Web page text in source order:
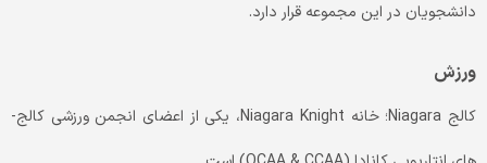
دانشجویان در این مجموعه قرار دارد.
ورزش
کالج Niagara؛ خانه Niagara Knight، یکی از اعضای انجمن ورزشی کالج-